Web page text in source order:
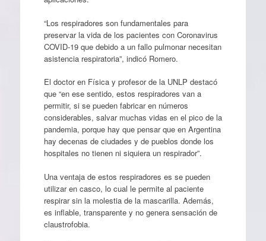
“Los respiradores son fundamentales para
preservar la vida de los pacientes con Coronavirus
COVID-19 que debido a un fallo pulmonar necesitan
asistencia respiratoria”, indicó Romero.
El doctor en Física y profesor de la UNLP destacó
que “en ese sentido, estos respiradores van a
permitir, si se pueden fabricar en números
considerables, salvar muchas vidas en el pico de la
pandemia, porque hay que pensar que en Argentina
hay decenas de ciudades y de pueblos donde los
hospitales no tienen ni siquiera un respirador”.
Una ventaja de estos respiradores es se pueden
utilizar en casco, lo cual le permite al paciente
respirar sin la molestia de la mascarilla. Además,
es inflable, transparente y no genera sensación de
claustrofobia.